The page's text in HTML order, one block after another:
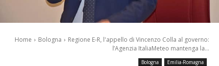
Home Bologna
Regione E-R, l'appello di Vincenzo Colla al governo:
l’Agenzia ItaliaMeteo mantenga la...
Bologna Emilia-Romagna